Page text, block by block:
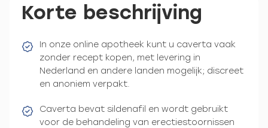
Korte beschrijving
In onze online apotheek kunt u caverta vaak
zonder recept kopen, met levering in
Nederland en andere landen mogelijk; discreet
en anoniem verpakt.
Caverta bevat sildenafil en wordt gebruikt
voor de behandeling van erectiestoornissen